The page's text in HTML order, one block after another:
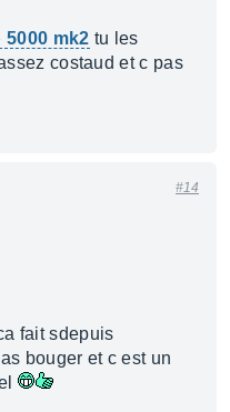
mk2 tu les
costaud et c pas
#14
fait sdepuis
bouger et c est un